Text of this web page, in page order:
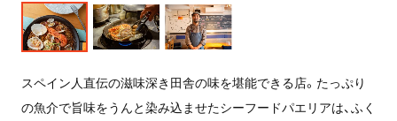
スペイン人直伝の滋味深き田舎の味を堪能できる店。たっぷり
の魚介で旨味をうんと染み込ませたシーフードパエリアは、ふく